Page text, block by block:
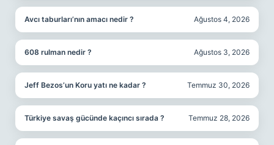
Avcı taburları’nın amacı nedir ? Ağustos 4, 2026
608 rulman nedir ? Ağustos 3, 2026
Jeff Bezos’un Koru yatı ne kadar ? Temmuz 30, 2026
Türkiye savaş gücünde kaçıncı sırada ? Temmuz 28, 2026